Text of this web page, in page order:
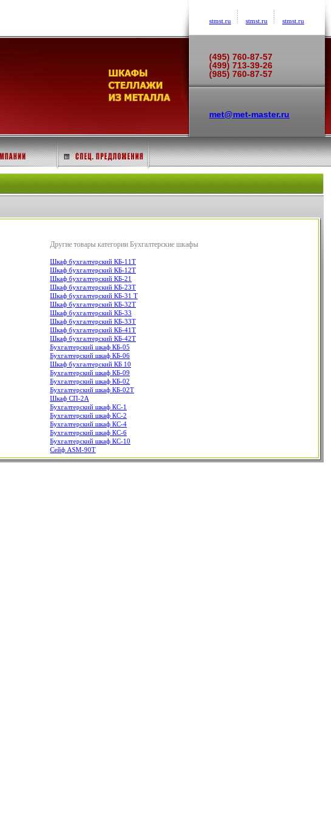
stmst.ru stmst.ru stmst.ru
(495) 760-87-57
(499) 713-39-26
(985) 760-87-57
met@met-master.ru
Другие товары категории Бухгалтерские шкафы
Шкаф бухгалтерский КБ-11T
Шкаф бухгалтерский КБ-12T
Шкаф бухгалтерский КБ-21
Шкаф бухгалтерский КБ-23T
Шкаф бухгалтерский КБ-31 T
Шкаф бухгалтерский КБ-32T
Шкаф бухгалтерский КБ-33
Шкаф бухгалтерский КБ-33Т
Шкаф бухгалтерский КБ-41T
Шкаф бухгалтерский КБ-42T
Бухгалтерский шкаф КБ-05
Бухгалтерский шкаф КБ-06
Шкаф бухгалтерский КБ 10
Бухгалтерский шкаф КБ-09
Бухгалтерский шкаф КБ-02
Бухгалтерский шкаф КБ-02T
Шкаф СП-2А
Бухгалтерский шкаф КС-1
Бухгалтерский шкаф КС-2
Бухгалтерский шкаф КС-4
Бухгалтерский шкаф КС-6
Бухгалтерский шкаф КС-10
Сейф ASM-90T